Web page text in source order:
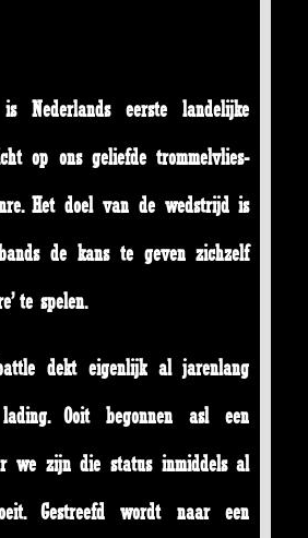
Nederlands eerste landelijke
op ons geliefde trommelvlies-
Het doel van de wedstrijd is
de kans te geven zichzelf
te spelen.
dekt eigenlijk al jarenlang
Ooit begonnen asl een
we zijn die status inmiddels al
Gestreefd wordt naar een